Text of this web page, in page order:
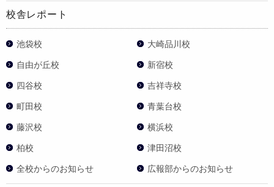
校舎レポート
池袋校 大崎品川校
自由が丘校 新宿校
四谷校 吉祥寺校
町田校 青葉台校
藤沢校 横浜校
柏校 津田沼校
全校からのお知らせ 広報部からのお知らせ